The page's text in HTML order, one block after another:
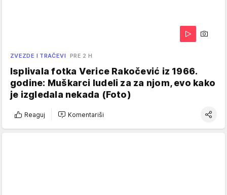
ZVEZDE I TRAČEVI PRE 2 H
Isplivala fotka Verice Rakočević iz 1966.
godine: Muškarci ludeli za za njom, evo kako
je izgledala nekada (Foto)
Reaguj Komentariši